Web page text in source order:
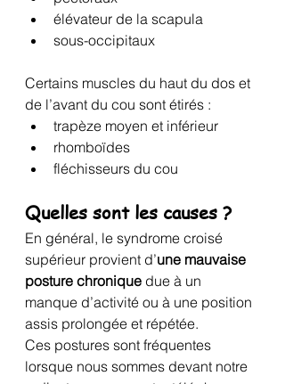
élévateur de la scapula
sous-occipitaux
Certains muscles du haut du dos et
de l’avant du cou sont étirés :
trapèze moyen et inférieur
rhomboïdes
fléchisseurs du cou
Quelles sont les causes ?
En général, le syndrome croisé
supérieur provient d’une mauvaise
posture chronique due à un
manque d’activité ou à une position
assis prolongée et répétée.
Ces postures sont fréquentes
lorsque nous sommes devant notre